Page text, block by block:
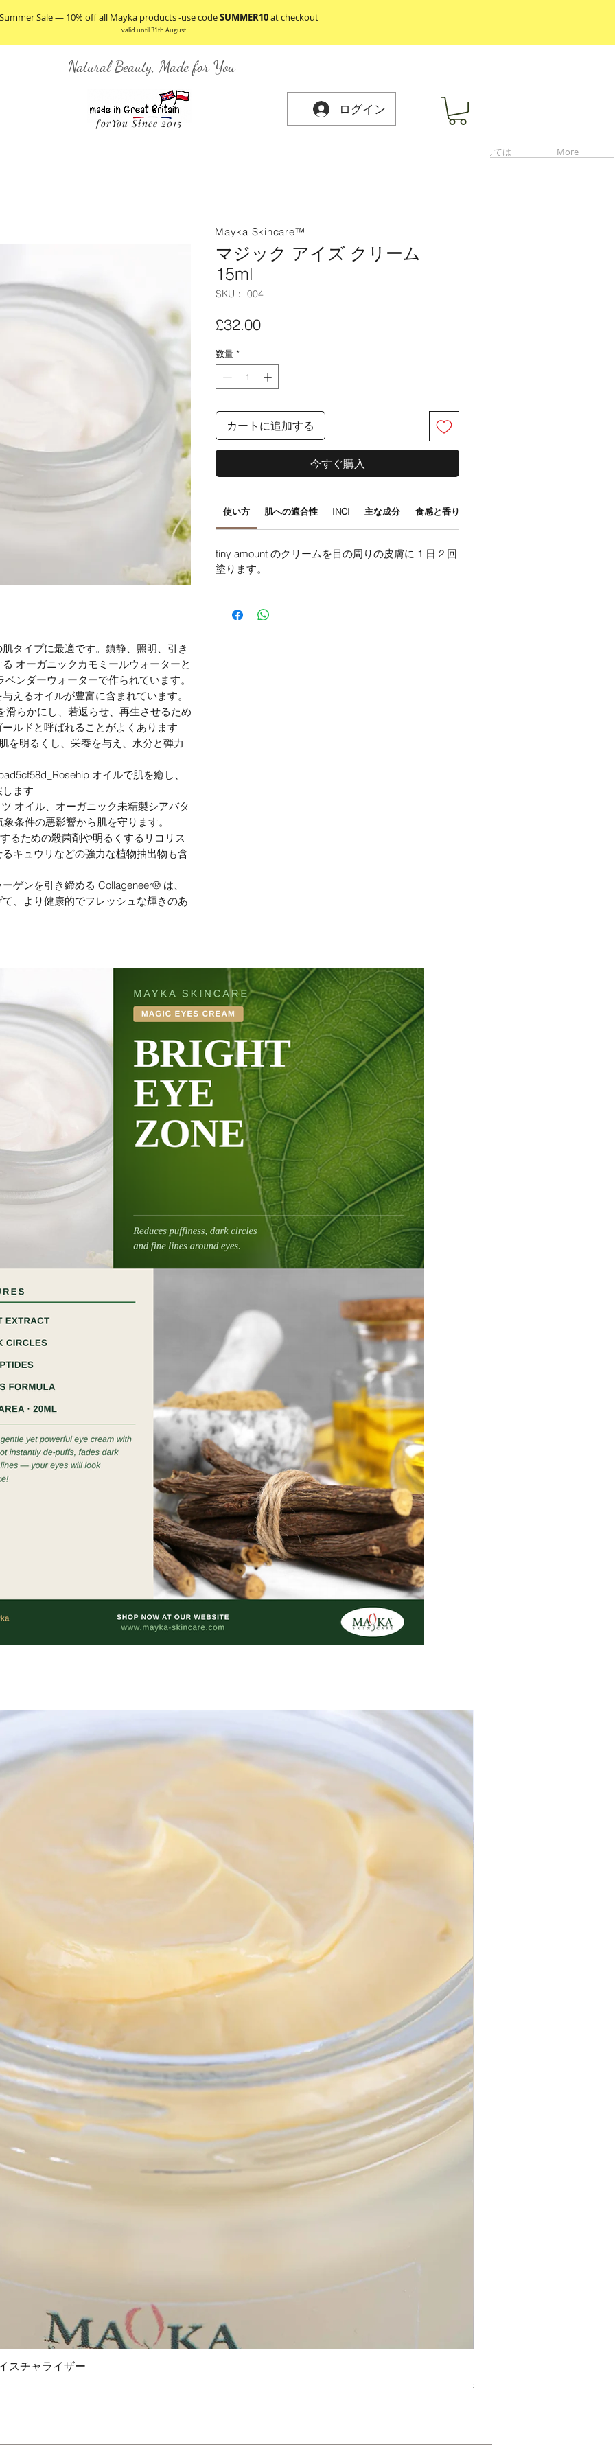
Sale — 10% off all Mayka products -use codeSUMMER10at checkout
valid until 31th August
Natural Beauty, Made for You
forYou Since 2015
ログイン
私たちに関しては More
タイプに最適です。鎮静、照明、引き
オーガニックカモミールウォーターと
ンダーウォーターで作られています。
えるオイルが豊富に含まれています。
滑らかにし、若返らせ、再生させるため
ルドと呼ばれることがよくあります
を明るくし、栄養を与え、水分と弾力
オイルで肌を癒し、
ます
オイル、オーガニック未精製シアバタ
条件の悪影響から肌を守ります。
るための殺菌剤や明るくするリコリス
キュウリなどの強力な植物抽出物も含
ゲンを引き締める Collageneer® は、
、より健康的でフレッシュな輝きのあ
マジック アイズ クリーム
15ml
SKU： 004
£32.00価
数量 *
カートに追加する
今すぐ購入
使い方 肌への適合性 INCI 主な成分 食感と香り
tiny amount のクリームを目の周りの皮膚に 1 日 2 回
塗ります。
Mayka Skincare™
スチャライザー
価格
£38.00